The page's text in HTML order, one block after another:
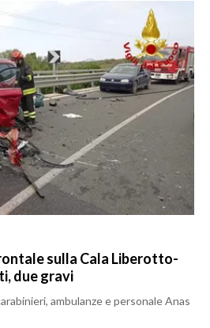
sulla Cala Liberotto-
due gravi
ambulanze e personale Anas